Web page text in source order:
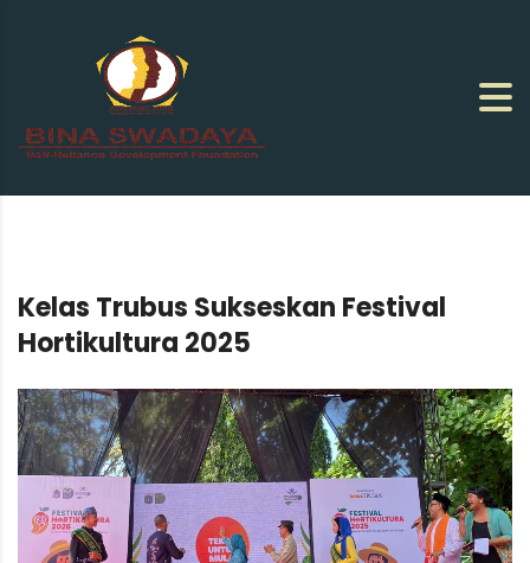
Kelas Trubus Sukseskan Festival
Hortikultura 2025